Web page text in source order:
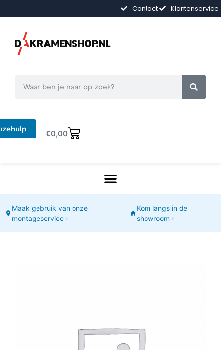
Contact Klantenservice
€0,00
Maak gebruik van onze
montageservice ›
Kom langs in de
showroom ›